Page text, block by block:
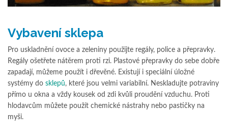
Vybavení sklepa
Pro uskladnění ovoce a zeleniny použijte regály, police a přepravky.
Regály ošetřete nátěrem proti rzi. Plastové přepravky do sebe dobře
zapadají, můžeme použít i dřevěné. Existují i speciální úložné
systémy do sklepů, které jsou velmi variabilní. Neskladujte potraviny
přímo u okna a vždy kousek od zdi kvůli proudění vzduchu. Proti
hlodavcům můžete použít chemické nástrahy nebo pastičky na
myši.